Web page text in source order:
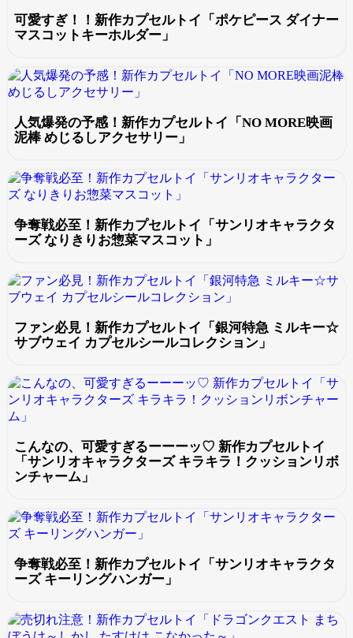
可愛すぎ！！新作カプセルトイ「ポケピース ダイナー
マスコットキーホルダー」
人気爆発の予感！新作カプセルトイ「NO MORE映画
泥棒 めじるしアクセサリー」
争奪戦必至！新作カプセルトイ「サンリオキャラクタ
ーズ なりきりお惣菜マスコット」
ファン必見！新作カプセルトイ「銀河特急 ミルキー☆
サブウェイ カプセルシールコレクション」
こんなの、可愛すぎるーーーッ♡ 新作カプセルトイ
「サンリオキャラクターズ キラキラ！クッションリボ
ンチャーム」
争奪戦必至！新作カプセルトイ「サンリオキャラクタ
ーズ キーリングハンガー」